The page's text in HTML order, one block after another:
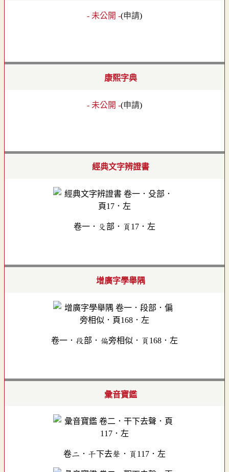
- 未公開 -(申請)
康熙字典
- 未公開 -(申請)
經典文字辨證書
卷一．殳部．頁17．左
增廣字學舉隅
卷一．段部．偏旁相似．頁168．左
彙音寶鑑
卷二．干下去聲．頁117．左